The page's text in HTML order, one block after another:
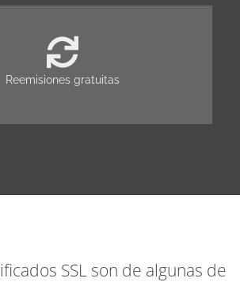
Reemisiones gratuitas
SSL son de algunas de